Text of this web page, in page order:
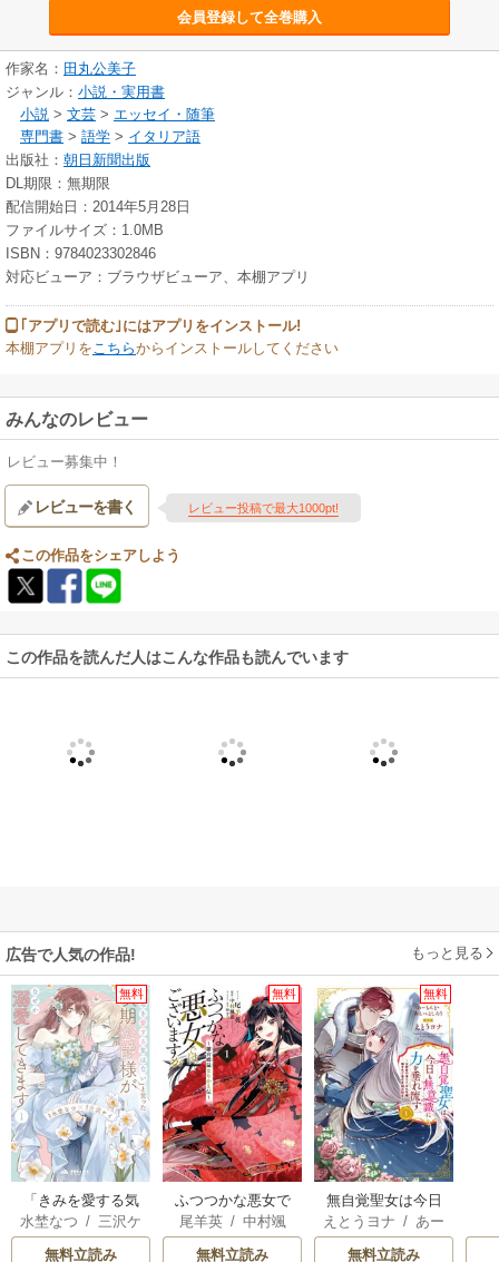
会員登録して全巻購入
作家名： 田丸公美子
ジャンル： 小説・実用書
小説 > 文芸 > エッセイ・随筆
専門書 > 語学 > イタリア語
出版社： 朝日新聞出版
DL期限：無期限
配信開始日：2014年5月28日
ファイルサイズ：1.0MB
ISBN：9784023302846
対応ビューア：ブラウザビューア、本棚アプリ
｢アプリで読む｣にはアプリをインストール!
本棚アプリをこちらからインストールしてください
みんなのレビュー
レビュー募集中！
レビューを書く レビュー投稿で最大1000pt!
この作品をシェアしよう
この作品を読んだ人はこんな作品も読んでいます
広告で人気の作品! もっと見る
無料
「きみを愛する気
はない」と言った
次期公爵様がなぜ
水埜なつ /三沢ケ
イ
無料立読み
無料
ふつつかな悪女で
はございますが ～
雛宮蝶鼠とりかえ
尾羊英/ 中村颯
希
/ ゆき哉
無料立読み
無料
無自覚聖女は今日
も無意識に力を垂
れ流す ～公爵家
えとうヨナ /あー
もんど/ あんべよ
無料立読み